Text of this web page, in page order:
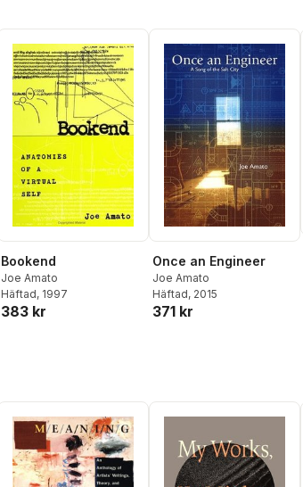
Bookend
Joe Amato
Häftad, 1997
383 kr
Once an Engineer
Joe Amato
Häftad, 2015
371 kr